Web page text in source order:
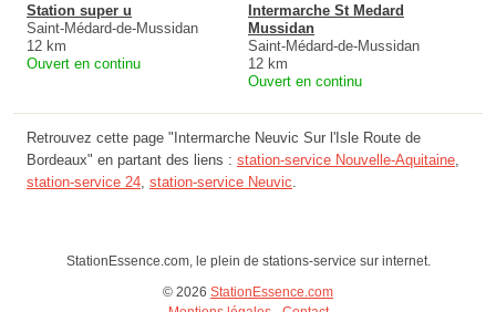
Station super u
Saint-Médard-de-Mussidan
12 km
Ouvert en continu
Intermarche St Medard
Mussidan
Saint-Médard-de-Mussidan
12 km
Ouvert en continu
Retrouvez cette page "Intermarche Neuvic Sur l'Isle Route de
Bordeaux" en partant des liens : station-service Nouvelle-Aquitaine
station-service 24 station-service Neuvic
StationEssence.com, le plein de stations-service sur internet.
© 2026 StationEssence.com